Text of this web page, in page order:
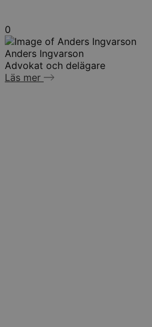
0
Anders Ingvarson
Advokat och delägare
Läs mer